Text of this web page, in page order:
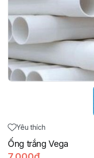
Yêu thích
Ống trắng Vega